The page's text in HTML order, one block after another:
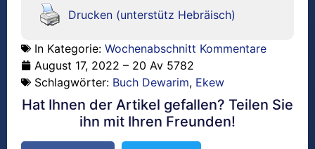
Drucken (unterstütz Hebräisch)
In Kategorie: Wochenabschnitt Kommentare
August 17, 2022 – 20 Av 5782
Schlagwörter: Buch Dewarim, Ekew
Hat Ihnen der Artikel gefallen? Teilen Sie
ihn mit Ihren Freunden!